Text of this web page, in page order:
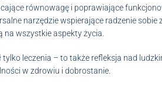
równowagę i poprawiające
narzędzie wspierające radzenie sobie
na wszystkie aspekty życia.
tylko leczenia – to także refleksja nad
w zdrowiu i dobrostanie.